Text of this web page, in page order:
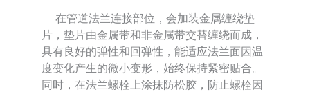
在管道法兰连接部位，会加装金属缠绕垫
片，垫片由金属带和非金属带交替缠绕而成，
具有良好的弹性和回弹性，能适应法兰面因温
度变化产生的微小变形，始终保持紧密贴合。
同时，在法兰螺栓上涂抹防松胶，防止螺栓因